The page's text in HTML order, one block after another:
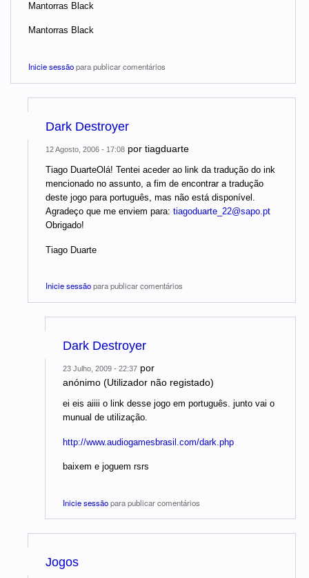
Mantorras Black
Mantorras Black
Inicie sessãopara publicar comentários
Dark Destroyer
12 Agosto, 2006 - 17:08 por tiagduarte
Tiago DuarteOlá! Tentei aceder ao link da tradução do ink
mencionado no assunto, a fim de encontrar a tradução
deste jogo para português, mas não está disponível.
Agradeço que me enviem para: tiagoduarte_22@sapo.pt
Obrigado!
Tiago Duarte
Inicie sessãopara publicar comentários
Dark Destroyer
23 Julho, 2009 - 22:37 por
anónimo (Utilizador não registado)
ei eis aiiii o link desse jogo em português. junto vai o
munual de utilização.
http://www.audiogamesbrasil.com/dark.php
baixem e joguem rsrs
Inicie sessãopara publicar comentários
Jogos